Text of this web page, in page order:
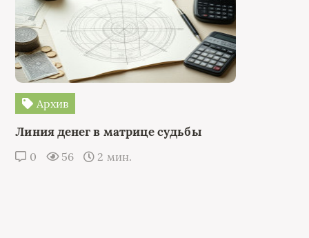
Архив
Линия денег в матрице судьбы
0 56 2 мин.